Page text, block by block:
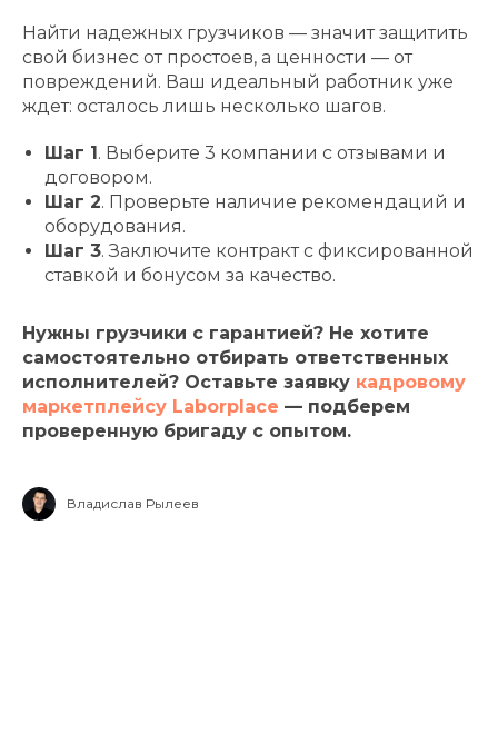
Найти надежных грузчиков — значит защитить
свой бизнес от простоев, а ценности — от
повреждений. Ваш идеальный работник уже
ждет: осталось лишь несколько шагов.
Шаг 1 . Выберите 3 компании с отзывами и
договором.
Шаг 2. Проверьте наличие рекомендаций и
оборудования.
Шаг 3. Заключите контракт с фиксированной
ставкой и бонусом за качество.
Нужны грузчики с гарантией? Не хотите
самостоятельно отбирать ответственных
исполнителей? Оставьте заявку кадровому
маркетплейсу Laborplace — подберем
проверенную бригаду с опытом.
Владислав Рылеев